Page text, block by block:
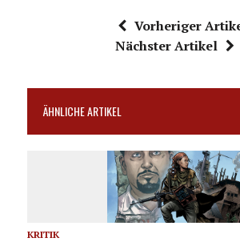
Vorheriger
Nächster Artikel
ÄHNLICHE ARTIKEL
KRITIK